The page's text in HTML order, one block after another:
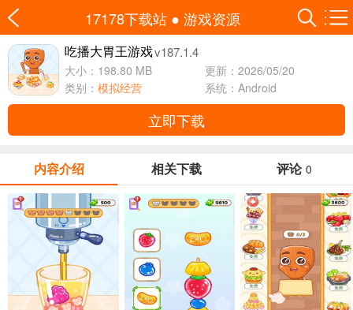
17178下载站 ● 游戏资源
吃播大胃王游戏v187.1.4
大小：198.80 MB
更新：2026/05/20
类别： 模拟经营 系统：Android
立即下载
内容介绍 相关下载 评论 0